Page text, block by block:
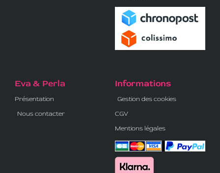
Eva & Perla
Présentation
Nous contacter
Informations
Gestion des cookies
CGV
Mentions légales